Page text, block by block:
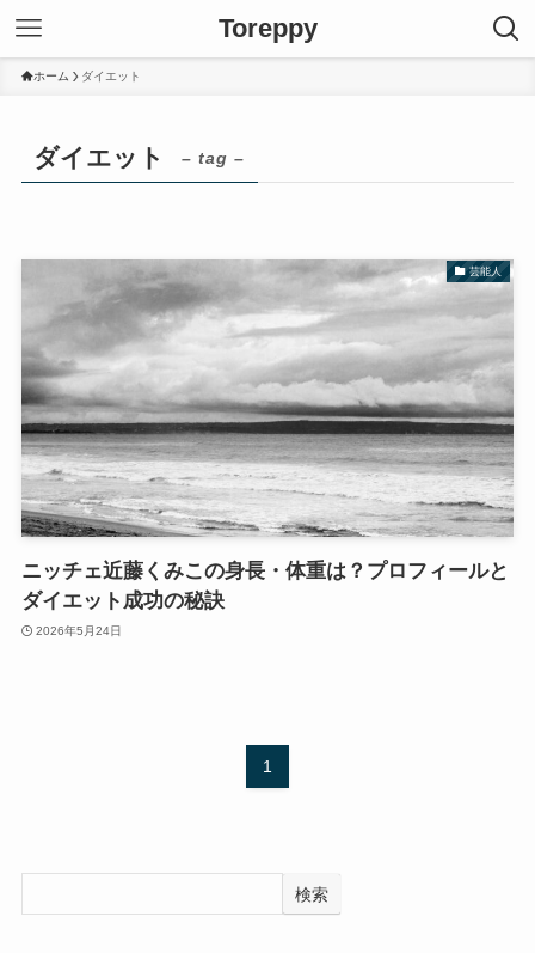
Toreppy
ホーム ダイエット
ダイエット – tag –
芸能人
ニッチェ近藤くみこの身長・体重は？プロフィールと
ダイエット成功の秘訣
2026年5月24日
1
検索